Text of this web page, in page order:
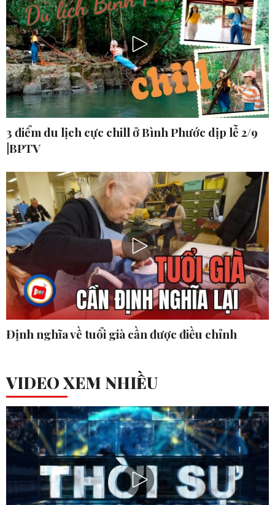
3 điểm du lịch cực chill ở Bình Phước dịp lễ 2/9
|BPTV
Định nghĩa về tuổi già cần được điều chỉnh
VIDEO XEM NHIỀU